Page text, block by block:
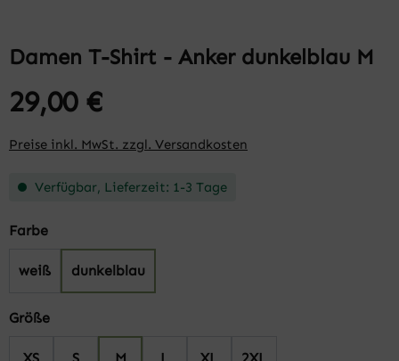
Damen T-Shirt - Anker dunkelblau M
29,00 €
Preise inkl. MwSt. zzgl. Versandkosten
Verfügbar, Lieferzeit: 1-3 Tage
Farbeauswählen
weiß dunkelblau
Größeauswählen